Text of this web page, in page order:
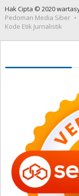
Hak Cipta © 2020
Pedoman Media Siber
Kode Etik Jurnalistik